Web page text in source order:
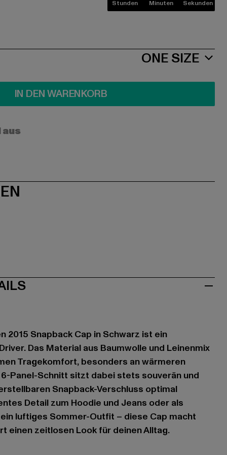
Stunden Minuten Sekunden
ONE SIZE
IN DEN WARENKORB
2015 Snapback Cap in Schwarz ist ein
Das Material aus Baumwolle und Leinenmix
Tragekomfort, besonders an wärmeren
Panel-Schnitt sitzt dabei stets souverän und
Snapback-Verschluss optimal
Detail zum Hoodie und Jeans oder als
luftiges Sommer-Outfit – diese Cap macht
einen zeitlosen Look für deinen Alltag.